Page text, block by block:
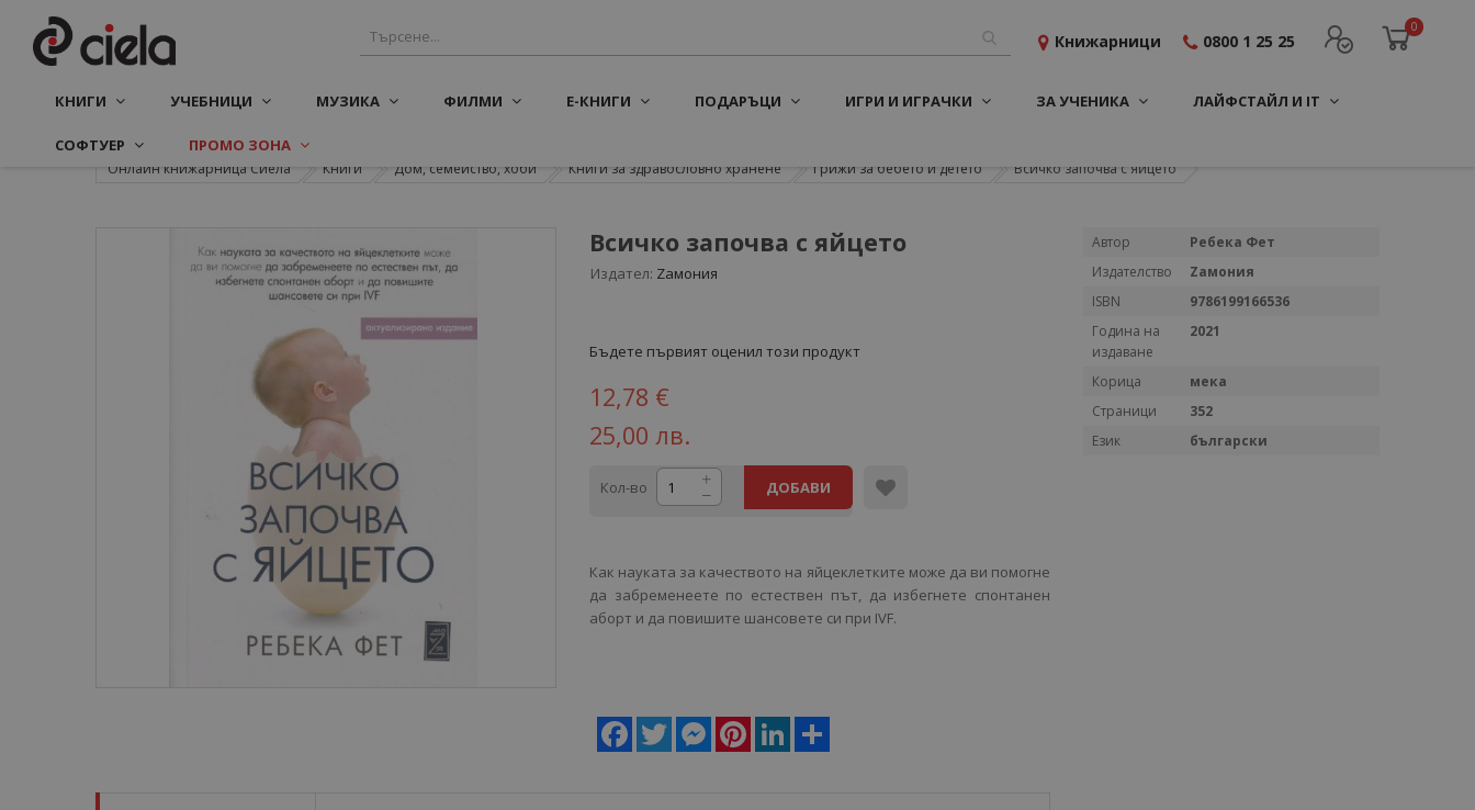
0
Книжарници 0800 1 25 25
КНИГИ УЧЕБНИЦИ МУЗИКА ФИЛМИ Е-КНИГИ ПОДАРЪЦИ ИГРИ И ИГРАЧКИ ЗА УЧЕНИКА ЛАЙФСТАЙЛ И IT
СОФТУЕР ПРОМО ЗОНА
Онлайн книжарница Сиела Книги Дом, семейство, хоби Книги за здравословно хранене Грижи за бебето и детето Всичко започва с яйцето
Всичко започва с яйцето
Издател: Zамония
Бъдете първият оценил този продукт
12,78 €
25,00 лв.
Кол-во ДОБАВИ
Как науката за качеството на яйцеклетките може да ви помогне
да забременеете по естествен път, да избегнете спонтанен
аборт и да повишите шансовете си при IVF.
Facebook
Twitter MessengerPinterestLinkedIn
Повече
Автор
Ребека Фет
Издателство
Zамония
ISBN
9786199166536
Година на
издаване
2021
Корица
мека
Страници
352
Език
български